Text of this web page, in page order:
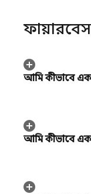
আমি কীভাবে
আমি কীভাবে